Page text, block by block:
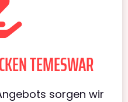
TEMESWAR
sorgen wir